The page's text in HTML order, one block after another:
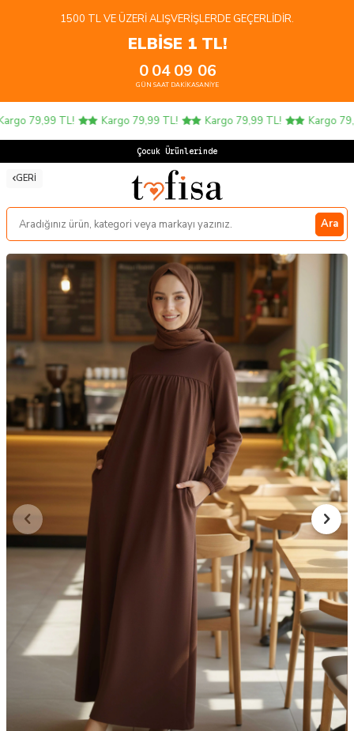
1500 TL VE ÜZERI ALIŞVERIŞLERDE GEÇERLIDIR.
ELBİSE 1 TL!
0
GÜN
04
SAAT
09
DAKIKA
06
SANIYE
79,99 TL! Kargo 79,99 TL! Kargo 79,99 TL! Kargo
Çocuk Ürünlerinde 4
GERI
Ara